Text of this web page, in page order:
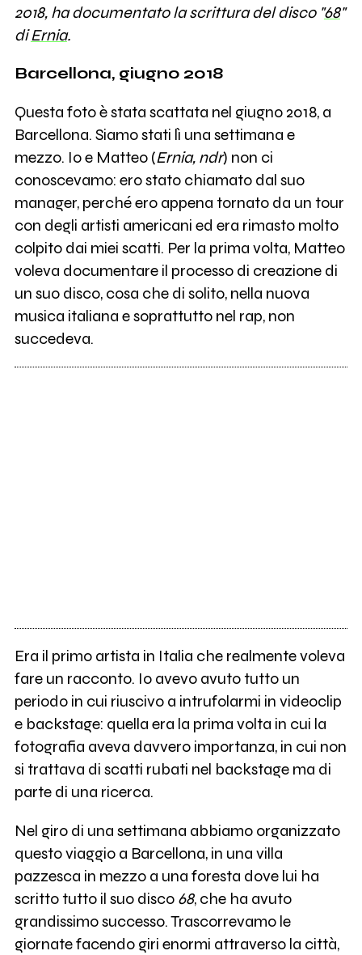
2018, ha documentato la scrittura del disco "68"
diErnia.
Barcellona, giugno 2018
Questa foto è stata scattata nel giugno 2018, a
Barcellona. Siamo stati lì una settimana e
mezzo. Io e Matteo (Ernia, ndr) non ci
conoscevamo: ero stato chiamato dal suo
manager, perché ero appena tornato da un tour
con degli artisti americani ed era rimasto molto
colpito dai miei scatti. Per la prima volta, Matteo
voleva documentare il processo di creazione di
un suo disco, cosa che di solito, nella nuova
musica italiana e soprattutto nel rap, non
succedeva.
Era il primo artista in Italia che realmente voleva
fare un racconto. Io avevo avuto tutto un
periodo in cui riuscivo a intrufolarmi in videoclip
e backstage: quella era la prima volta in cui la
fotografia aveva davvero importanza, in cui non
si trattava di scatti rubati nel backstage ma di
parte di una ricerca.
Nel giro di una settimana abbiamo organizzato
questo viaggio a Barcellona, in una villa
pazzesca in mezzo a una foresta dove lui ha
scritto tutto il suo disco 68, che ha avuto
grandissimo successo. Trascorrevamo le
giornate facendo giri enormi attraverso la città,